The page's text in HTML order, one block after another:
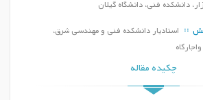
دانشکده فنی، دانشگاه گیلان
استادیار دانشکده فنی و مهندسی شرق،
چکیده مقاله